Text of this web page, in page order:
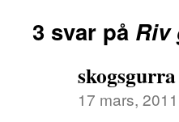
3 svar på Riv
skogsgurra
17 mars,